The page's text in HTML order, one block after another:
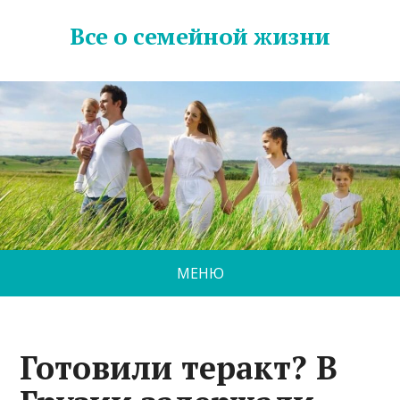
Все о семейной жизни
МЕНЮ
Готовили теракт? В